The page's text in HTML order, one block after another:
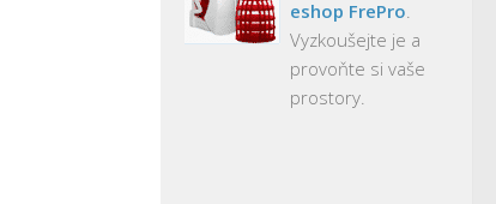
eshop FrePro.
Vyzkoušejte je a
provoňte si vaše
prostory.